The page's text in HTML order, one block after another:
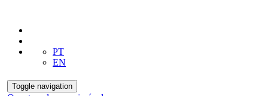
PT
EN
Toggle navigation